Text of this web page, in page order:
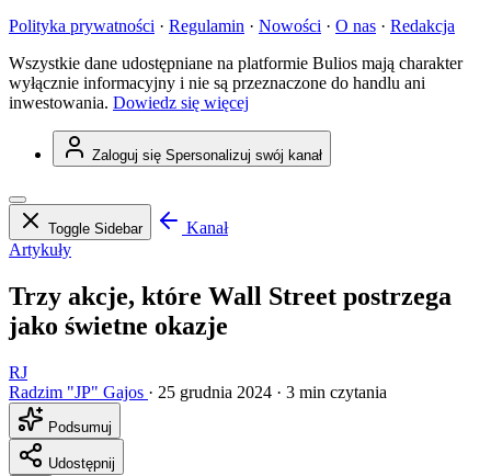
Polityka prywatności · Regulamin · Nowości · O nas · Redakcja
Wszystkie dane udostępniane na platformie Bulios mają charakter
wyłącznie informacyjny i nie są przeznaczone do handlu ani
inwestowania. Dowiedz się więcej
Zaloguj się Spersonalizuj swój kanał
Toggle Sidebar
Kanał
Artykuły
Trzy akcje, które Wall Street postrzega
jako świetne okazje
RJ
Radzim "JP" Gajos · 25 grudnia 2024 · 3 min czytania
Podsumuj
Udostępnij